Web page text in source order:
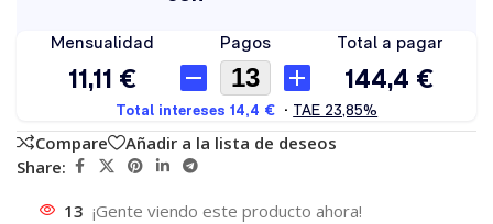
Compare
Añadir a la lista de deseos
Share:
13 ¡Gente viendo este producto ahora!